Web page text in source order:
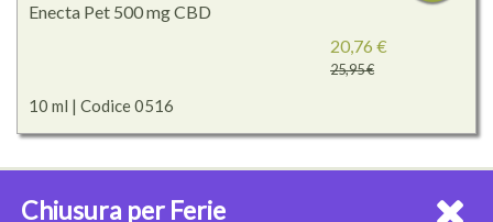
Enecta Pet 500 mg CBD
10 ml | Codice 0516
20,76 €
25,95 €
Chiusura per Ferie